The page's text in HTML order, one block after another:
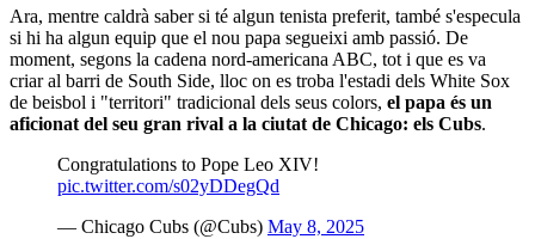
Ara, mentre caldrà saber si té algun tenista preferit, també s'especula
si hi ha algun equip que el nou papa segueixi amb passió. De
moment, segons la cadena nord-americana ABC, tot i que es va
criar al barri de South Side, lloc on es troba l'estadi dels White Sox
de beisbol i "territori" tradicional dels seus colors, el papa és un
aficionat del seu gran rival a la ciutat de Chicago: els Cubs.
Congratulations to Pope Leo XIV!
pic.twitter.com/s02yDDegQd
— Chicago Cubs (@Cubs) May 8, 2025